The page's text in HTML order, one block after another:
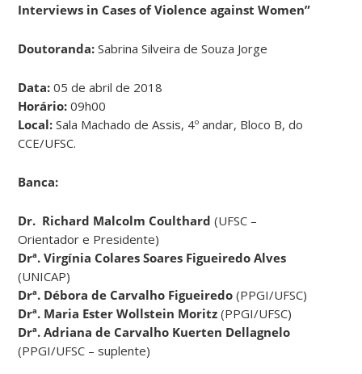
Interviews in Cases of Violence against Women”
Doutoranda: Sabrina Silveira de Souza Jorge
Data: 05 de abril de 2018
Horário: 09h00
Local:Sala Machado de Assis, 4º andar, Bloco B, do
CCE/UFSC.
Banca:
Dr. Richard Malcolm Coulthard (UFSC –
Orientador e Presidente)
Drª. Virgínia Colares Soares Figueiredo Alves
(UNICAP)
Drª. Débora de Carvalho Figueiredo (PPGI/UFSC)
Drª. Maria Ester Wollstein Moritz (PPGI/UFSC)
Drª. Adriana de Carvalho Kuerten Dellagnelo
(PPGI/UFSC – suplente)